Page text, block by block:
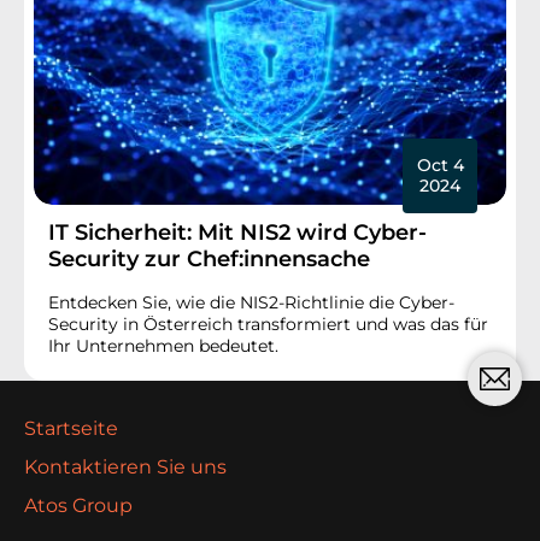
Oct 4
2024
IT Sicherheit: Mit NIS2 wird Cyber-
Security zur Chef:innensache
Entdecken Sie, wie die NIS2-Richtlinie die Cyber-
Security in Österreich transformiert und was das für
Ihr Unternehmen bedeutet.
Startseite
Kontaktieren Sie uns
Atos Group